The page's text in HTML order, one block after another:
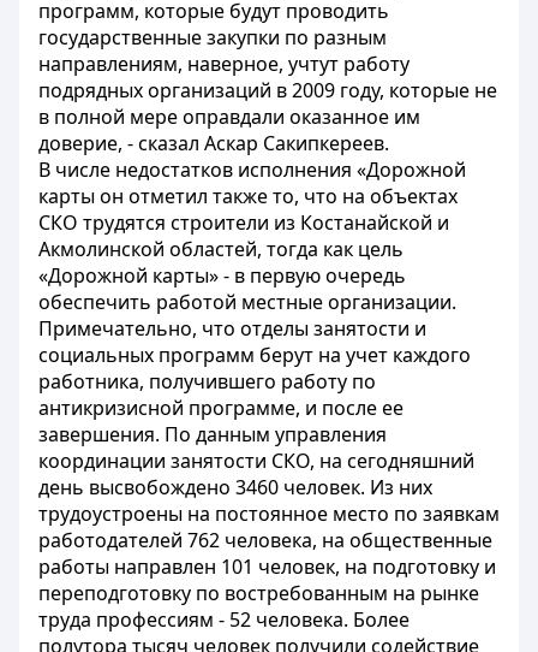
программ, которые будут проводить
государственные закупки по разным
направлениям, наверное, учтут работу
подрядных организаций в 2009 году, которые не
в полной мере оправдали оказанное им
доверие, - сказал Аскар Сакипкереев.
В числе недостатков исполнения «Дорожной
карты он отметил также то, что на объектах
СКО трудятся строители из Костанайской и
Акмолинской областей, тогда как цель
«Дорожной карты» - в первую очередь
обеспечить работой местные организации.
Примечательно, что отделы занятости и
социальных программ берут на учет каждого
работника, получившего работу по
антикризисной программе, и после ее
завершения. По данным управления
координации занятости СКО, на сегодняшний
день высвобождено 3460 человек. Из них
трудоустроены на постоянное место по заявкам
работодателей 762 человека, на общественные
работы направлен 101 человек, на подготовку и
переподготовку по востребованным на рынке
труда профессиям - 52 человека. Более
полутора тысяч человек получили содействие